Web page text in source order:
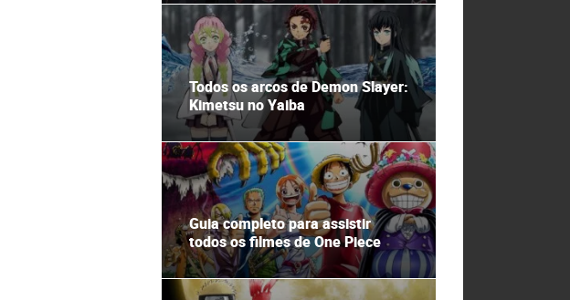
Todos os arcos de Demon Slayer:
Kimetsu no Yaiba
Guia completo para assistir
todos os filmes de One Piece